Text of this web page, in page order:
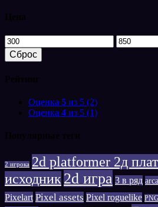
Минимальная
цена
Максимальная
цена
Сброс
Оценка 5 из 5 (2)
Оценка 4 из 5 (1)
2 игрока 2d platformer 2д
исходник 2d игра 3 в ряд
Pixelart Pixel assets Pixel roguelike PNG